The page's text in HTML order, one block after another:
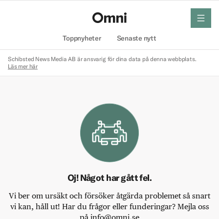
Toppnyheter Senaste nytt
meny
Schibsted News Media AB är ansvarig för dina data på denna webbplats.
Läs mer här
Oj! Något har gått fel.
Vi ber om ursäkt och försöker åtgärda problemet så snart
vi kan, håll ut! Har du frågor eller funderingar? Mejla oss